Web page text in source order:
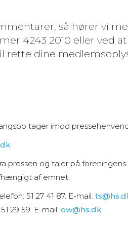
så hører vi
4243 2010 eller ved
rette dine
tager imod
pressen og taler på
af emnet:
51 27 41 87. E-mail:
29 59. E-mail: ow@hs.dk